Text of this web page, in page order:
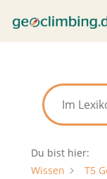
Du bist hier:
Wissen
T5